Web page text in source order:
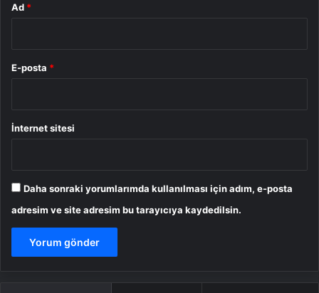
Ad *
E-posta *
İnternet sitesi
Daha sonraki yorumlarımda kullanılması için adım, e-posta
adresim ve site adresim bu tarayıcıya kaydedilsin.